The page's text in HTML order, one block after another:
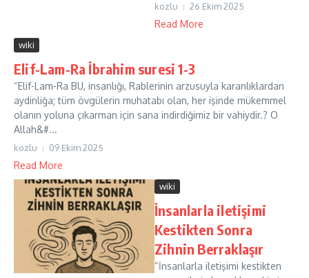
kozlu 26 Ekim 2025
Read More
wiki
Elif-Lam-Ra İbrahim suresi 1-3
“Elif-Lam-Ra BU, insanlığı, Rablerinin arzusuyla karanlıklardan
aydinliğa; tüm övgülerin muhatabı olan, her işinde mükemmel
olanın yoluna çıkarman için sana indirdiğimiz bir vahiydir.? O
Allah&#...
kozlu 09 Ekim 2025
Read More
wiki
İnsanlarla iletişimi
Kestikten Sonra
Zihnin Berraklaşır
“İnsanlarla iletişimi kestikten